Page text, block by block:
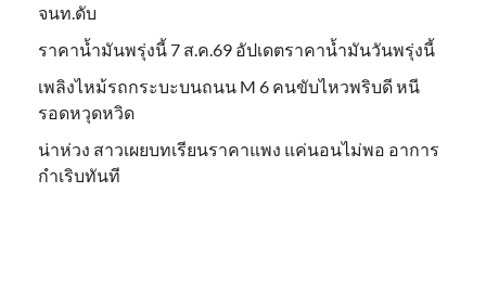
จนท.ดับ
ราคาน้ำมันพรุ่งนี้ 7 ส.ค.69 อัปเดตราคาน้ำมันวันพรุ่งนี้
เพลิงไหม้รถกระบะบนถนน M 6 คนขับไหวพริบดี หนี
รอดหวุดหวิด
น่าห่วง สาวเผยบทเรียนราคาแพง แค่นอนไม่พอ อาการ
กำเริบทันที